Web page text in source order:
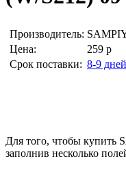
Производитель:
Цена:
259 р
Срок поставки: 8-9 дней
Для того, чтобы купить
заполнив несколько